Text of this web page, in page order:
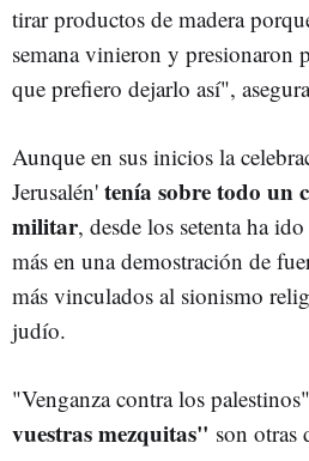
tirar productos de madera
semana vinieron y presionaron
que prefiero dejarlo así",
Aunque en sus inicios la
Jerusalén' tenía sobre todo un
militar, desde los setenta ha
más en una demostración de
más vinculados al sionismo
judío.
"Venganza contra los
vuestras mezquitas" son otras